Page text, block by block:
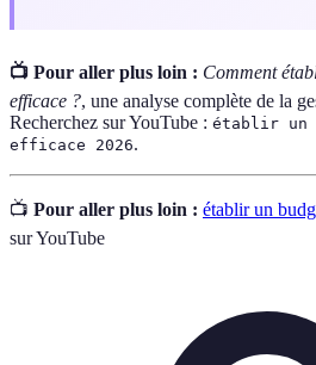
📺 Pour aller plus loin : Comment
efficace ?, une analyse complète de la
Recherchez sur YouTube : établir un
efficace 2026.
📺 Pour aller plus loin : établir un
sur YouTube